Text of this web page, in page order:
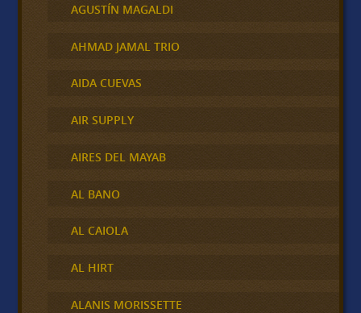
AGUSTÍN MAGALDI
AHMAD JAMAL TRIO
AIDA CUEVAS
AIR SUPPLY
AIRES DEL MAYAB
AL BANO
AL CAIOLA
AL HIRT
ALANIS MORISSETTE